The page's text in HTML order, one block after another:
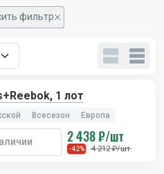
фильтр
1 лот
Всесезон Европа
2 438 ₽/шт
-42% 4 212 ₽/шт